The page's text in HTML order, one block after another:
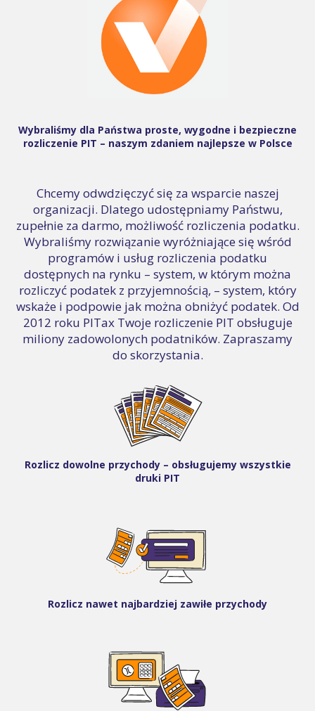
Wybraliśmy dla Państwa proste, wygodne i bezpieczne
rozliczenie PIT – naszym zdaniem najlepsze w Polsce
Chcemy odwdzięczyć się za wsparcie naszej
organizacji. Dlatego udostępniamy Państwu,
zupełnie za darmo, możliwość rozliczenia podatku.
Wybraliśmy rozwiązanie wyróżniające się wśród
programów i usług rozliczenia podatku
dostępnych na rynku – system, w którym można
rozliczyć podatek z przyjemnością, – system, który
wskaże i podpowie jak można obniżyć podatek. Od
2012 roku PITax Twoje rozliczenie PIT obsługuje
miliony zadowolonych podatników. Zapraszamy
do skorzystania.
Rozlicz dowolne przychody – obsługujemy wszystkie
druki PIT
Rozlicz nawet najbardziej zawiłe przychody